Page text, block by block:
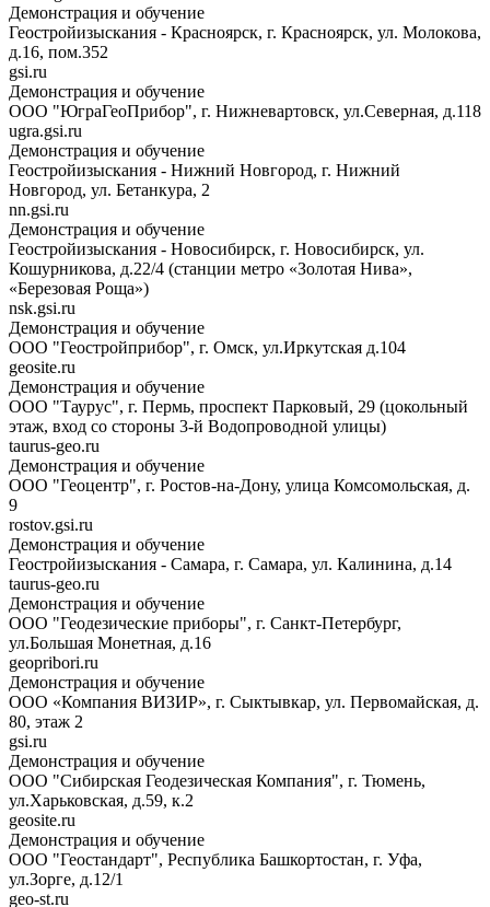
Демонстрация и обучение
Геостройизыскания - Красноярск, г. Красноярск, ул. Молокова,
д.16, пом.352
gsi.ru
Демонстрация и обучение
ООО "ЮграГеоПрибор", г. Нижневартовск, ул.Северная, д.118
ugra.gsi.ru
Демонстрация и обучение
Геостройизыскания - Нижний Новгород, г. Нижний
Новгород, ул. Бетанкура, 2
nn.gsi.ru
Демонстрация и обучение
Геостройизыскания - Новосибирск, г. Новосибирск, ул.
Кошурникова, д.22/4 (станции метро «Золотая Нива»,
«Березовая Роща»)
nsk.gsi.ru
Демонстрация и обучение
ООО "Геостройприбор", г. Омск, ул.Иркутская д.104
geosite.ru
Демонстрация и обучение
ООО "Таурус", г. Пермь, проспект Парковый, 29 (цокольный
этаж, вход со стороны 3-й Водопроводной улицы)
taurus-geo.ru
Демонстрация и обучение
ООО "Геоцентр", г. Ростов-на-Дону, улица Комсомольская, д.
9
rostov.gsi.ru
Демонстрация и обучение
Геостройизыскания - Самара, г. Самара, ул. Калинина, д.14
taurus-geo.ru
Демонстрация и обучение
ООО "Геодезические приборы", г. Санкт-Петербург,
ул.Большая Монетная, д.16
geopribori.ru
Демонстрация и обучение
ООО «Компания ВИЗИР», г. Сыктывкар, ул. Первомайская, д.
80, этаж 2
gsi.ru
Демонстрация и обучение
ООО "Сибирская Геодезическая Компания", г. Тюмень,
ул.Харьковская, д.59, к.2
geosite.ru
Демонстрация и обучение
ООО "Геостандарт", Республика Башкортостан, г. Уфа,
ул.Зорге, д.12/1
geo-st.ru